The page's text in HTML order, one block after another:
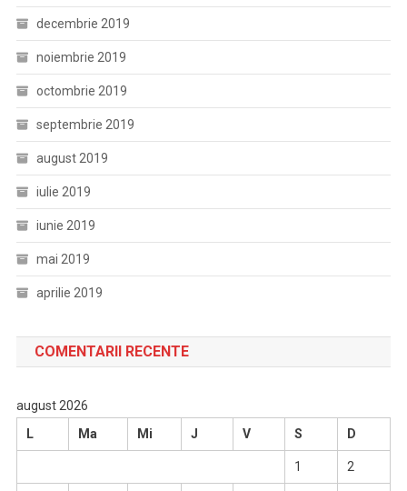
decembrie 2019
noiembrie 2019
octombrie 2019
septembrie 2019
august 2019
iulie 2019
iunie 2019
mai 2019
aprilie 2019
COMENTARII RECENTE
august 2026
L
Ma Mi J V S D
1 2